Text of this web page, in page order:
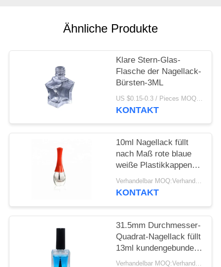
ANGEBOT
ANFORDERN
SITEMAP
PRIVACY
Ähnliche Produkte
Klare Stern-Glas-
Flasche der Nagellack-
Bürsten-3ML
US $0.15-0.3 / Pieces MOQ:1000
KONTAKT
10ml Nagellack füllt
nach Maß rote blaue
weiße Plastikkappen
mit Bürste ab
Verhandelbar MOQ:Verhandelbar
KONTAKT
31.5mm Durchmesser-
Quadrat-Nagellack füllt
13ml kundengebundene
Farbe ab
Verhandelbar MOQ:Verhandelbar